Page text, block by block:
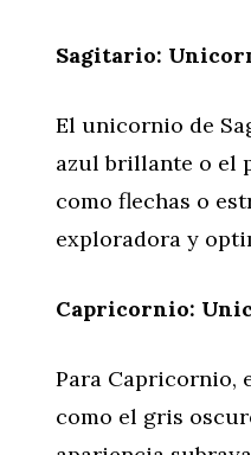
Sagitario:
El unicornio de
azul brillante o el
como flechas o
exploradora y
Capricornio:
Para Capricornio,
como el gris